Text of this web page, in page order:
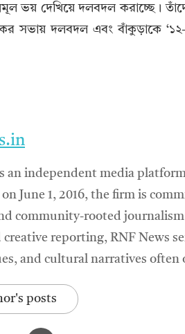
ভয় দেখিয়ে দলবদল করাচ্ছে।
সভায় দলবদল এবং বাঁকুড়াকে
an independent media
on June 1, 2016, the firm is
community-rooted
creative reporting, RNF News
and cultural narratives
posts